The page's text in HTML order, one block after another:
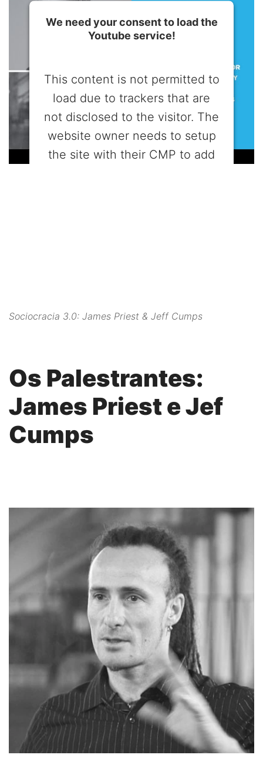
We need your consent to load the
Youtube service!
This content is not permitted to
load due to trackers that are
not disclosed to the visitor. The
website owner needs to setup
the site with their CMP to add
Sociocracia 3.0: James Priest & Jeff Cumps
Os Palestrantes:
James Priest e Jef
Cumps